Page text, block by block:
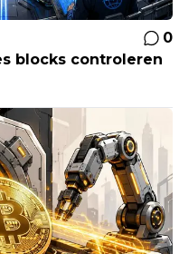
0
blocks controleren